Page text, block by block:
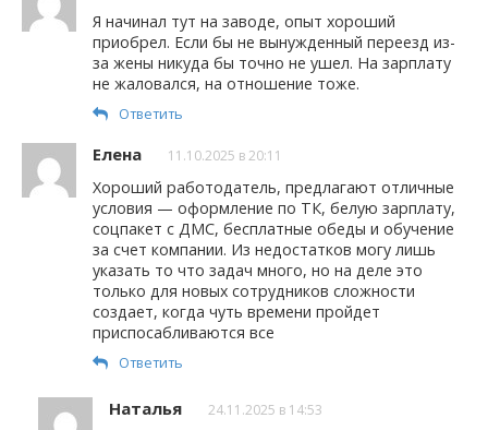
Я начинал тут на заводе, опыт хороший
приобрел. Если бы не вынужденный переезд из-
за жены никуда бы точно не ушел. На зарплату
не жаловался, на отношение тоже.
Ответить
Елена 11.10.2025 в 20:11
Хороший работодатель, предлагают отличные
условия — оформление по ТК, белую зарплату,
соцпакет с ДМС, бесплатные обеды и обучение
за счет компании. Из недостатков могу лишь
указать то что задач много, но на деле это
только для новых сотрудников сложности
создает, когда чуть времени пройдет
приспосабливаются все
Ответить
Наталья 24.11.2025 в 14:53